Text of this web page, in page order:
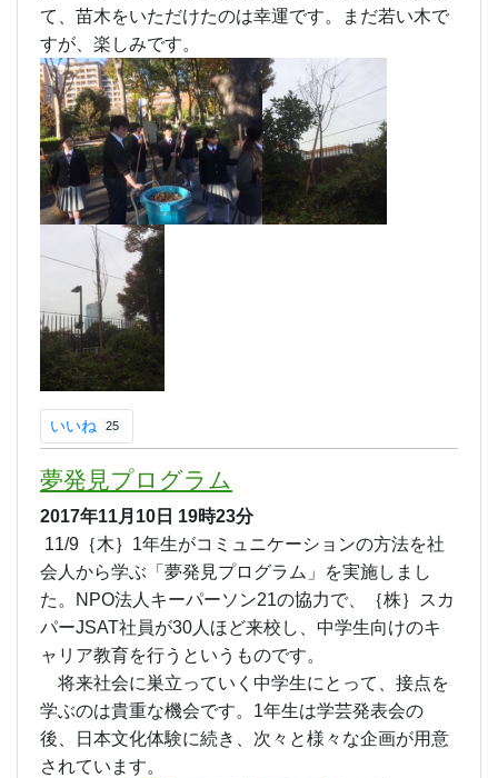
て、苗木をいただけたのは幸運です。まだ若い木で
すが、楽しみです。
いいね 25
夢発見プログラム
2017年11月10日 19時23分
11/9｛木｝1年生がコミュニケーションの方法を社
会人から学ぶ「夢発見プログラム」を実施しまし
た。NPO法人キーパーソン21の協力で、｛株｝スカ
パーJSAT社員が30人ほど来校し、中学生向けのキ
ャリア教育を行うというものです。
将来社会に巣立っていく中学生にとって、接点を
学ぶのは貴重な機会です。1年生は学芸発表会の
後、日本文化体験に続き、次々と様々な企画が用意
されています。